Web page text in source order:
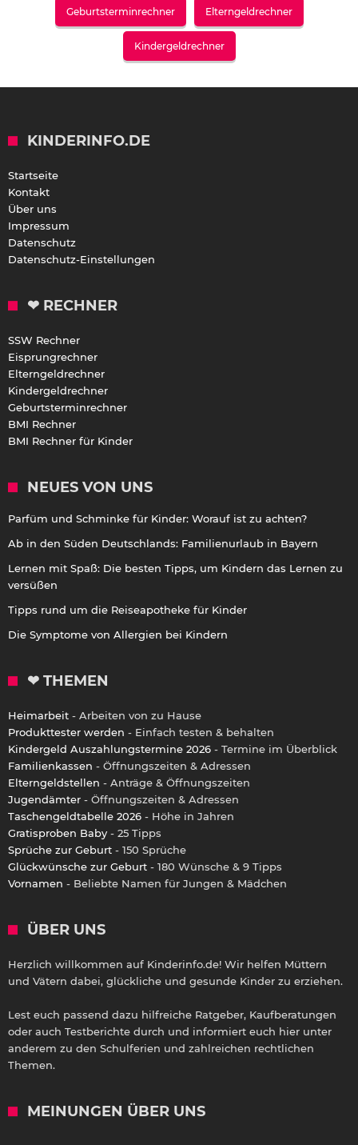
Geburtsterminrechner Elterngeldrechner
Kindergeldrechner
KINDERINFO.DE
Startseite
Kontakt
Über uns
Impressum
Datenschutz
Datenschutz-Einstellungen
❤ RECHNER
SSW Rechner
Eisprungrechner
Elterngeldrechner
Kindergeldrechner
Geburtsterminrechner
BMI Rechner
BMI Rechner für Kinder
NEUES VON UNS
Parfüm und Schminke für Kinder: Worauf ist zu achten?
Ab in den Süden Deutschlands: Familienurlaub in Bayern
Lernen mit Spaß: Die besten Tipps, um Kindern das Lernen zu
versüßen
Tipps rund um die Reiseapotheke für Kinder
Die Symptome von Allergien bei Kindern
❤ THEMEN
Heimarbeit - Arbeiten von zu Hause
Produkttester werden - Einfach testen & behalten
Kindergeld Auszahlungstermine 2026 - Termine im Überblick
Familienkassen - Öffnungszeiten & Adressen
Elterngeldstellen - Anträge & Öffnungszeiten
Jugendämter - Öffnungszeiten & Adressen
Taschengeldtabelle 2026 - Höhe in Jahren
Gratisproben Baby - 25 Tipps
Sprüche zur Geburt - 150 Sprüche
Glückwünsche zur Geburt - 180 Wünsche & 9 Tipps
Vornamen - Beliebte Namen für Jungen & Mädchen
ÜBER UNS
Herzlich willkommen auf Kinderinfo.de! Wir helfen Müttern
und Vätern dabei, glückliche und gesunde Kinder zu erziehen.
Lest euch passend dazu hilfreiche Ratgeber, Kaufberatungen
oder auch Testberichte durch und informiert euch hier unter
anderem zu den Schulferien und zahlreichen rechtlichen
Themen.
MEINUNGEN ÜBER UNS